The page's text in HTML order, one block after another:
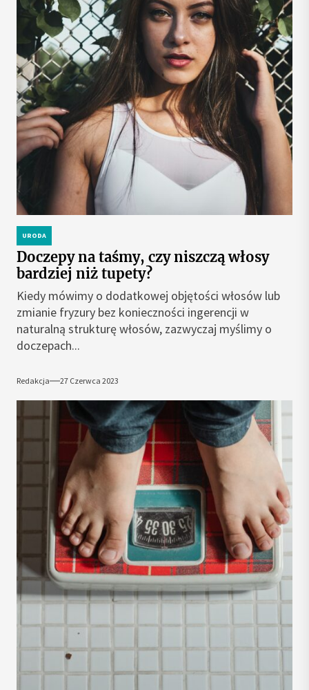
URODA
Doczepy na taśmy, czy niszczą włosy
bardziej niż tupety?
Kiedy mówimy o dodatkowej objętości włosów lub
zmianie fryzury bez konieczności ingerencji w
naturalną strukturę włosów, zazwyczaj myślimy o
doczepach...
Redakcja 27 Czerwca 2023